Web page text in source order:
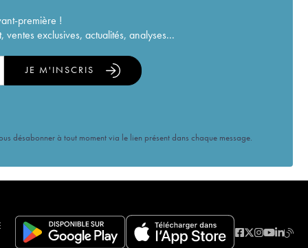
première !
exclusives, actualités, analyses...
JE M'INSCRIS
désabonner à tout moment via le lien présent dans chaque message.